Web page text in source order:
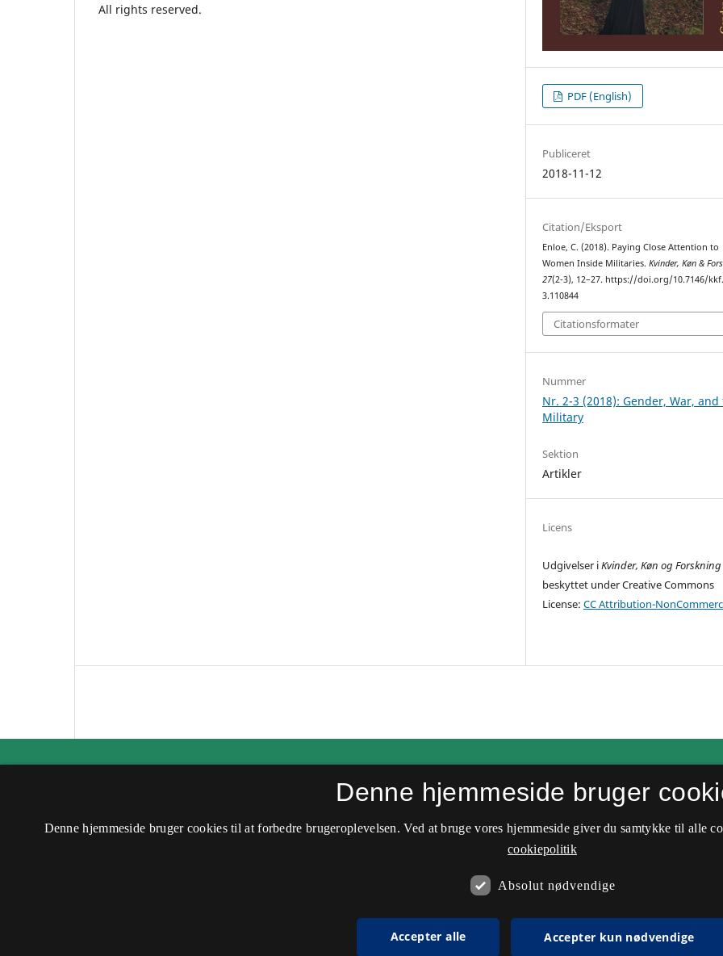
All rights reserved.
PDF (English)
Publiceret
2018-11-12
Citation/Eksport
Enloe, C. (2018). Paying Close Attention to
Women Inside Militaries.Kvinder, Køn &
27(2-3), 12–27. https://doi.org/10.7146/
3.110844
Citationsformater
Nummer
Nr. 2-3 (2018): Gender, War, and
Military
Sektion
Artikler
Licens
Udgivelser iKvinder, Køn og Forskning
beskyttet under Creative Commons
License:CC Attribution-
ISSN 2245-6937 (Online)
Denne hjemmeside bruger
Denne hjemmeside bruger cookies til at forbedre brugeroplevelsen. Ved at bruge vores hjemmeside giver du samtykke til alle
cookiepolitik
Absolut nødvendige
Accepter alle Accepter kun nødvendige